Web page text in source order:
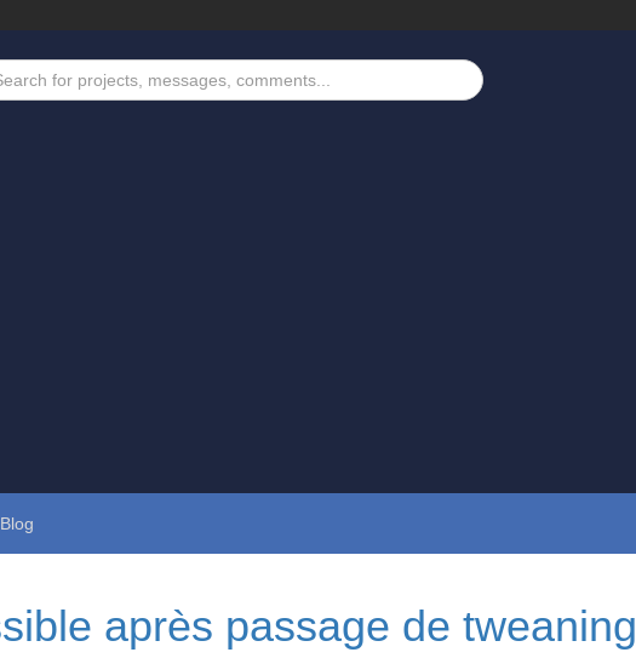
Blog
après passage de tweaning